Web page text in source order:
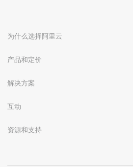
为什么选择阿里云
产品和定价
解决方案
互动
资源和支持